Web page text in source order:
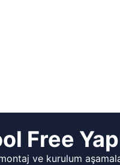
Free
ve kurulum